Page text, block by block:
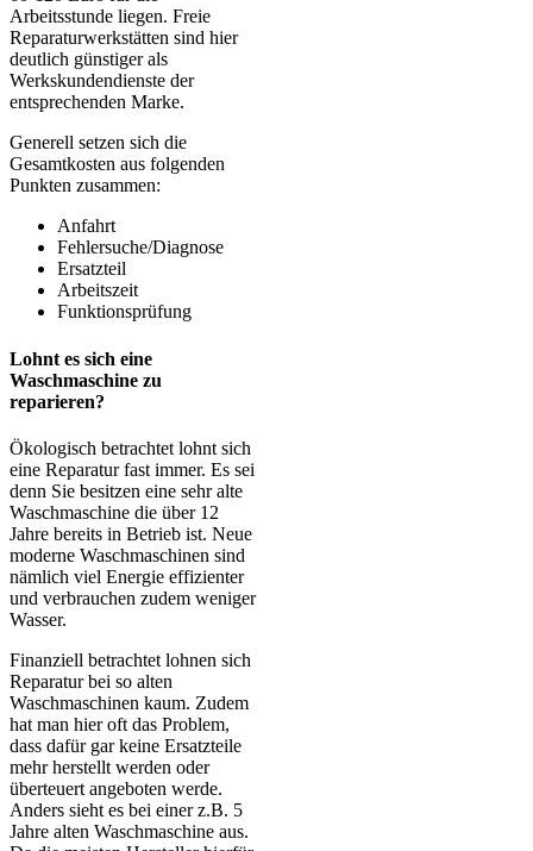
Arbeitsstunde liegen. Freie
Reparaturwerkstätten sind hier
deutlich günstiger als
Werkskundendienste der
entsprechenden Marke.
Generell setzen sich die
Gesamtkosten aus folgenden
Punkten zusammen:
Anfahrt
Fehlersuche/Diagnose
Ersatzteil
Arbeitszeit
Funktionsprüfung
Lohnt es sich eine
Waschmaschine zu
reparieren?
Ökologisch betrachtet lohnt sich
eine Reparatur fast immer. Es sei
denn Sie besitzen eine sehr alte
Waschmaschine die über 12
Jahre bereits in Betrieb ist. Neue
moderne Waschmaschinen sind
nämlich viel Energie effizienter
und verbrauchen zudem weniger
Wasser.
Finanziell betrachtet lohnen sich
Reparatur bei so alten
Waschmaschinen kaum. Zudem
hat man hier oft das Problem,
dass dafür gar keine Ersatzteile
mehr herstellt werden oder
überteuert angeboten werde.
Anders sieht es bei einer z.B. 5
Jahre alten Waschmaschine aus.